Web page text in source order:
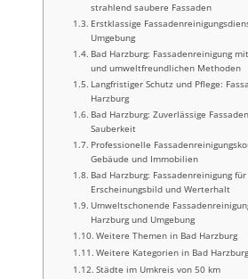
strahlend saubere Fassaden
Erstklassige
Umgebung
Bad Harzburg: Fassadenreinigung
und umweltfreundlichen Methoden
Langfristiger Schutz und Pflege:
Harzburg
Bad Harzburg: Zuverlässige
Sauberkeit
Professionelle
Gebäude und Immobilien
Bad Harzburg: Fassadenreinigung
Erscheinungsbild und Werterhalt
Umweltschonende
Harzburg und Umgebung
Weitere Themen in Bad Harzburg
Weitere Kategorien in Bad Harzburg
Städte im Umkreis von 50 km